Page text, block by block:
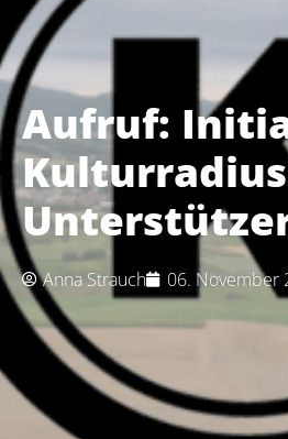
Aufruf:
Anna Strauch 06. November